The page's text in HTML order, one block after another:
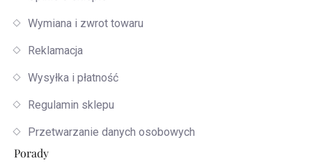
Wymiana i zwrot towaru
Reklamacja
Wysyłka i płatność
Regulamin sklepu
Przetwarzanie danych osobowych
Porady